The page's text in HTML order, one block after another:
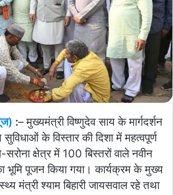
:– मुख्यमंत्री विष्णुदेव साय के मार्गदर्शन
सुविधाओं के विस्तार की दिशा में महत्वपूर्ण
क्षेत्र में 100 बिस्तरों वाले नवीन
भूमि पूजन किया गया। कार्यक्रम के मुख्य
मंत्री श्याम बिहारी जायसवाल रहे तथा